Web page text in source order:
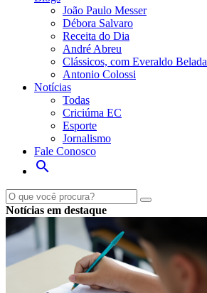
João Paulo Messer
Débora Salvaro
Receita do Dia
André Abreu
Clássicos, com Everaldo Belada
Antonio Colossi
Notícias
Todas
Criciúma EC
Esporte
Jornalismo
Fale Conosco
search
Notícias em destaque